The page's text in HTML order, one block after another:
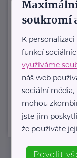
https://
soukromí
K
funkcí
využíváme
náš web
sociální
mohou
jste jim
že používáte
Povolit